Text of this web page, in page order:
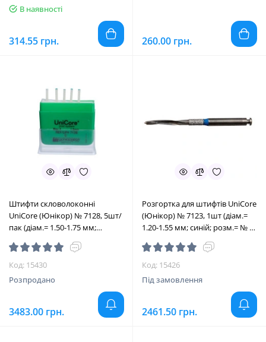
В наявності
314.55 грн. 260.00 грн.
Штифти скловолоконні
UniCore (Юнікор) № 7128, 5шт/
пак (діам.= 1.50-1.75 мм;
зелений; розм.= 4) (Ultradent/
Ультрадент)
Код: 15430
Розпродано
3483.00 грн.
Розгортка для штифтів UniCore
(Юнікор) № 7123, 1шт (діам.=
1.20-1.55 мм; синій; розм.= № 3)
(Ultradent/Ультрадент)
Код: 15426
Під замовлення
2461.50 грн.